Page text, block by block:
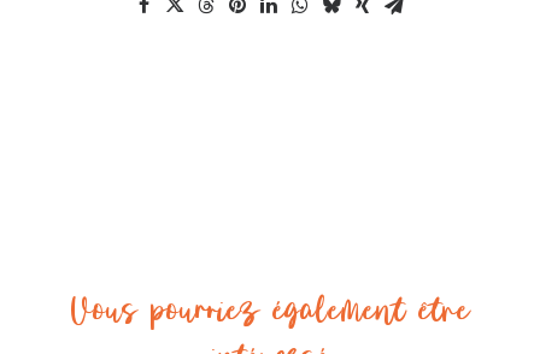
Vous pourriez également être